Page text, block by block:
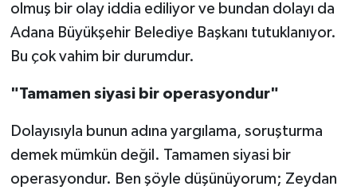
olmuş bir olay iddia ediliyor ve bundan dolayı da
Adana Büyükşehir Belediye Başkanı tutuklanıyor.
Bu çok vahim bir durumdur.
"Tamamen siyasi bir operasyondur"
Dolayısıyla bunun adına yargılama, soruşturma
demek mümkün değil. Tamamen siyasi bir
operasyondur. Ben şöyle düşünüyorum; Zeydan